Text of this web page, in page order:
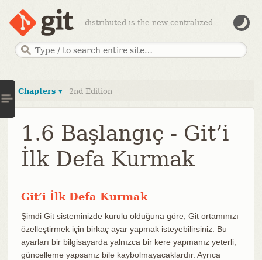
--distributed-is-the-new-centralized
Chapters ▾ 2nd Edition
1.6 Başlangıç - Git’i
İlk Defa Kurmak
Git’i İlk Defa Kurmak
Şimdi Git sisteminizde kurulu olduğuna göre, Git ortamınızı
özelleştirmek için birkaç ayar yapmak isteyebilirsiniz. Bu
ayarları bir bilgisayarda yalnızca bir kere yapmanız yeterli,
güncelleme yapsanız bile kaybolmayacaklardır. Ayrıca